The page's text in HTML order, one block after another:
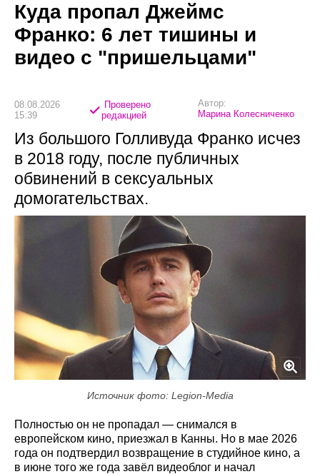
Куда пропал Джеймс
Франко: 6 лет тишины и
видео с "пришельцами"
08.08.2026
15:39
Проверено
редакцией
Автор:
Марина Колесниченко
Из большого Голливуда Франко исчез
в 2018 году, после публичных
обвинений в сексуальных
домогательствах.
Источник фото: Legion-Media
Полностью он не пропадал — снимался в
европейском кино, приезжал в Канны. Но в мае 2026
года он подтвердил возвращение в студийное кино, а
в июне того же года завёл видеоблог и начал